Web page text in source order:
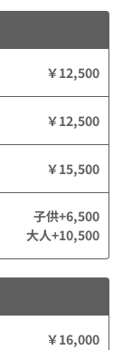
￥12,500
￥12,500
￥15,500
子供+6,500
大人+10,500
￥16,000